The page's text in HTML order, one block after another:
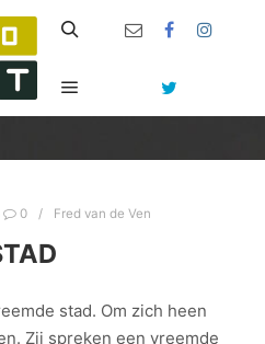
Hoofdmenu
0 Fred van de Ven
stad. Om zich heen
Zij spreken een vreemde